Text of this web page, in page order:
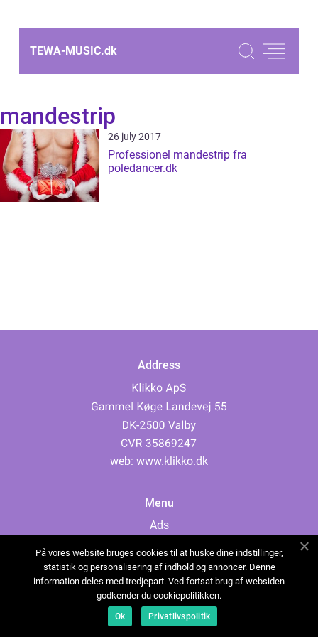
TEWA-MUSIC.dk
mandestrip
26 july 2017
Professionel mandestrip fra
poledancer.dk
Address
web: www.klikko.dk
Menu
Ads
Cookies
Contact
Sitemap
På vores website bruges cookies til at huske dine indstillinger,
statistik og personalisering af indhold og annoncer. Denne
information deles med tredjepart. Ved fortsat brug af websiden
godkender du cookiepolitikken.
Ok Privatlivspolitik